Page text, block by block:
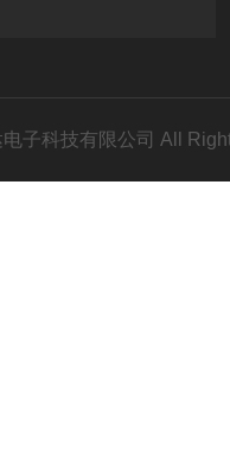
电子科技有限公司 All